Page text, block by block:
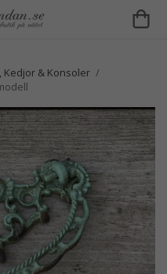
Kedjor & Konsoler /